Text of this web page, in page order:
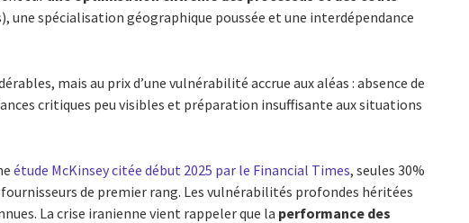
spécialisation géographique poussée et une interdépendance
mais au prix d’une vulnérabilité accrue aux aléas : absence de
critiques peu visibles et préparation insuffisante aux situations
étude McKinsey citée début 2025 par le Financial Times, seules 30%
de premier rang. Les vulnérabilités profondes héritées
La crise iranienne vient rappeler que la performance des